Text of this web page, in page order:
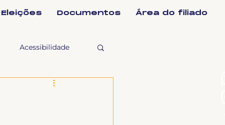
Eleições Documentos Área do filiado
Acessibilidade